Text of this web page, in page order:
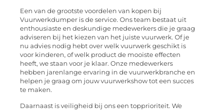
Een van de grootste voordelen van kopen bij
Vuurwerkdumper is de service. Ons team bestaat uit
enthousiaste en deskundige medewerkers die je graag
adviseren bij het kiezen van het juiste vuurwerk. Of je
nu advies nodig hebt over welk vuurwerk geschikt is
voor kinderen, of welk product de mooiste effecten
heeft, we staan voor je klaar. Onze medewerkers
hebben jarenlange ervaring in de vuurwerkbranche en
helpen je graag om jouw vuurwerkshow tot een succes
te maken.
Daarnaast is veiligheid bij ons een topprioriteit. We